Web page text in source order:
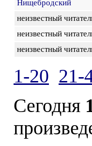
Нищебродский
неизвестный
неизвестный
неизвестный
1-20 21-
Сегодня